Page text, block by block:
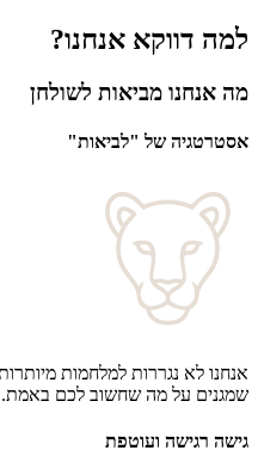
למה דווקא אנחנו?
מה אנחנו מביאות לשולחן
אסטרטגיה של "לביאות"
אנחנו לא נגררות למלחמות
שמגנים על מה שחשוב לכם באמת.
גישה רגישה ועוטפת